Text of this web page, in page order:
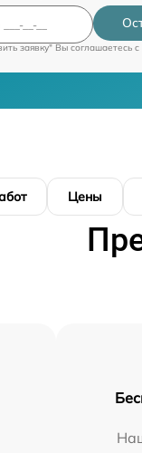
заявку" Вы соглашаетесь c
Цены